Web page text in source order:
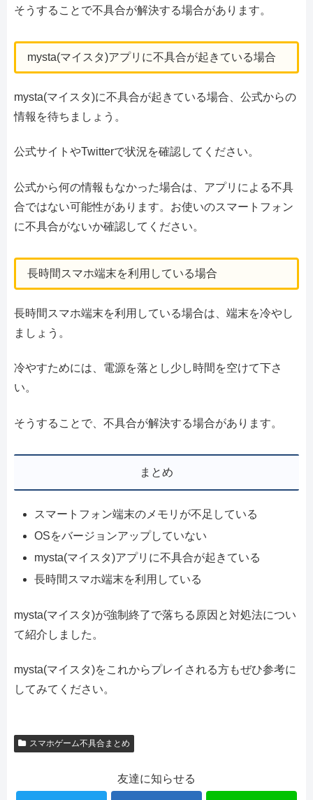
そうすることで不具合が解決する場合があります。
mysta(マイスタ)アプリに不具合が起きている場合
mysta(マイスタ)に不具合が起きている場合、公式からの
情報を待ちましょう。
公式サイトやTwitterで状況を確認してください。
公式から何の情報もなかった場合は、アプリによる不具
合ではない可能性があります。お使いのスマートフォン
に不具合がないか確認してください。
長時間スマホ端末を利用している場合
長時間スマホ端末を利用している場合は、端末を冷やし
ましょう。
冷やすためには、電源を落とし少し時間を空けて下さ
い。
そうすることで、不具合が解決する場合があります。
まとめ
スマートフォン端末のメモリが不足している
OSをバージョンアップしていない
mysta(マイスタ)アプリに不具合が起きている
長時間スマホ端末を利用している
mysta(マイスタ)が強制終了で落ちる原因と対処法につい
て紹介しました。
mysta(マイスタ)をこれからプレイされる方もぜひ参考に
してみてください。
スマホゲーム不具合まとめ
友達に知らせる